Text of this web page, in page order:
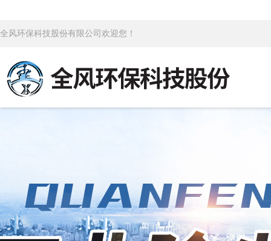
全风环保科技股份有限公司欢迎您！